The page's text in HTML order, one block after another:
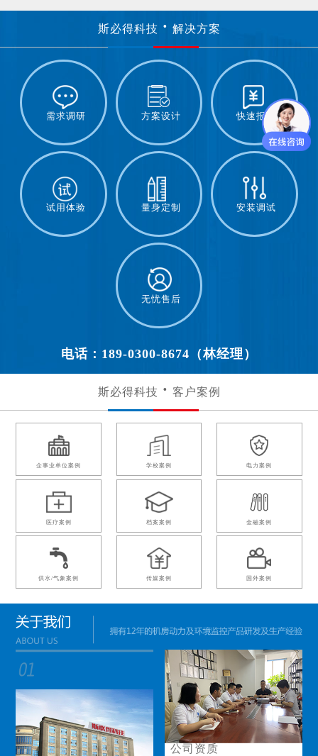
斯必得科技 解决方案
需求调研 方案设计 快速报价
试用体验 量身定制 安装调试
无忧售后
电话：189-0300-8674（林经理）
斯必得科技 客户案例
企事业单位案例 学校案例 电力案例
医疗案例 档案案例 金融案例
供水/气象案例 传媒案例 国外案例
公司资质